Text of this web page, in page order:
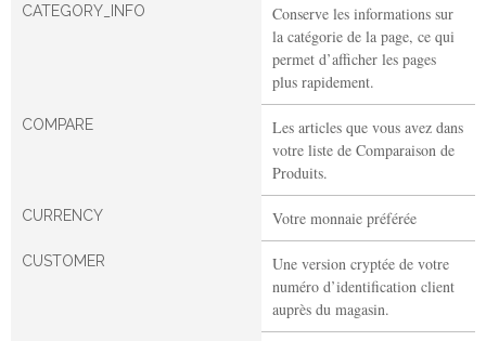
CATEGORY_INFO
Conserve les informations sur
la catégorie de la page, ce qui
permet d’afficher les pages
plus rapidement.
COMPARE
Les articles que vous avez dans
votre liste de Comparaison de
Produits.
CURRENCY Votre monnaie préférée
CUSTOMER
Une version cryptée de votre
numéro d’identification client
auprès du magasin.